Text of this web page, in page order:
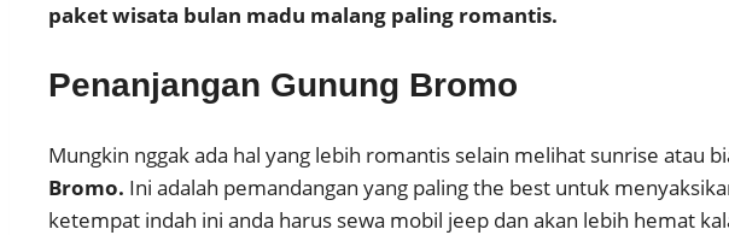
paket wisata bulan madu malang paling romantis.
Penanjangan Gunung Bromo
Mungkin nggak ada hal yang lebih romantis selain melihat sunrise atau
Bromo. Ini adalah pemandangan yang paling the best untuk
ketempat indah ini anda harus sewa mobil jeep dan akan lebih hemat